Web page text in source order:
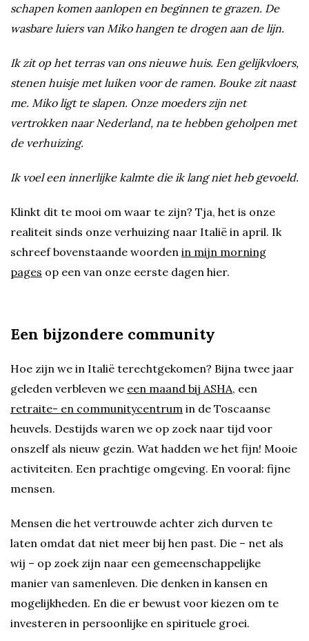
schapen komen aanlopen en beginnen te grazen. De
wasbare luiers van Miko hangen te drogen aan de lijn.
Ik zit op het terras van ons nieuwe huis. Een gelijkvloers,
stenen huisje met luiken voor de ramen. Bouke zit naast
me. Miko ligt te slapen. Onze moeders zijn net
vertrokken naar Nederland, na te hebben geholpen met
de verhuizing.
Ik voel een innerlijke kalmte die ik lang niet heb gevoeld.
Klinkt dit te mooi om waar te zijn? Tja, het is onze
realiteit sinds onze verhuizing naar Italië in april. Ik
schreef bovenstaande woorden in mijn morning
pages op een van onze eerste dagen hier.
Een bijzondere community
Hoe zijn we in Italië terechtgekomen? Bijna twee jaar
geleden verbleven we een maand bij ASHA, een
retraite- en communitycentrum in de Toscaanse
heuvels. Destijds waren we op zoek naar tijd voor
onszelf als nieuw gezin. Wat hadden we het fijn! Mooie
activiteiten. Een prachtige omgeving. En vooral: fijne
mensen.
Mensen die het vertrouwde achter zich durven te
laten omdat dat niet meer bij hen past. Die – net als
wij – op zoek zijn naar een gemeenschappelijke
manier van samenleven. Die denken in kansen en
mogelijkheden. En die er bewust voor kiezen om te
investeren in persoonlijke en spirituele groei.